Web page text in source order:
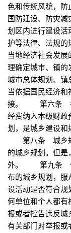
色和传统风貌，防
国防建设、防灾
划区内进行建设
护等法律、法规
当地经济社会发
理确定城市、镇
城市总体规划、
当依据国民经济
接。 第六条 各
经费纳入本级财
划，是城乡建设和
第八条 城乡规
的城乡规划。但
外。 第九条 任
布的城乡规划，
设活动是否符合
何单位和个人都
报或者控告违反城
有关部门对举报或